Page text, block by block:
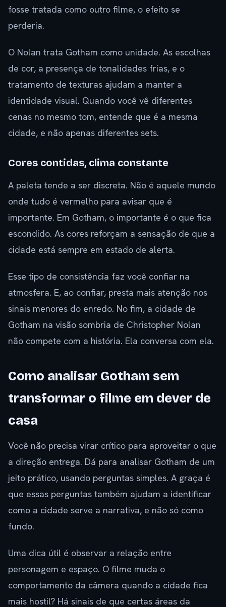
fosse tratada como outro filme, o efeito se
perderia.
O Nolan trata Gotham como unidade. As escolhas
de cor, a presença de tonalidades frias, e o
tratamento de texturas ajudam a manter a
identidade visual. Quando você vê diferentes
cenas no mesmo tom, entende que é a mesma
cidade, e não apenas diferentes sets.
Cores contidas, clima constante
A paleta tende a ser discreta. Não é aquele mundo
onde tudo é vermelho para avisar que é
importante. Em Gotham, o importante é o que fica
escondido. As cores reforçam a sensação de que a
cidade está sempre em estado de alerta.
Esse tipo de consistência faz você confiar na
atmosfera. E, ao confiar, presta mais atenção nos
sinais menores do enredo. No fim, a cidade de
Gotham na visão sombria de Christopher Nolan
não compete com a história. Ela conversa com ela.
Como analisar Gotham sem
transformar o filme em dever de
casa
Você não precisa virar crítico para aproveitar o que
a direção entrega. Dá para analisar Gotham de um
jeito prático, usando perguntas simples. A graça é
que essas perguntas também ajudam a identificar
como a cidade serve a narrativa, e não só como
fundo.
Uma dica útil é observar a relação entre
personagem e espaço. O filme muda o
comportamento da câmera quando a cidade fica
mais hostil? Há sinais de que certas áreas da